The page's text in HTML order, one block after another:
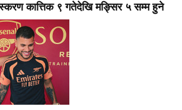
कात्तिक ९ गतेदेखि मङ्सिर ५ सम्म हुने